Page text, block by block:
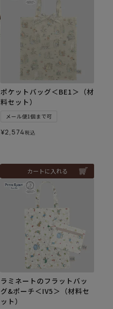
ポケットバッグ＜BE1＞（材
料セット）
メール便1個まで可
¥2,574税込
カートに入れる
ラミネートのフラットバッ
グ&ポーチ＜IV5＞（材料セ
ット）